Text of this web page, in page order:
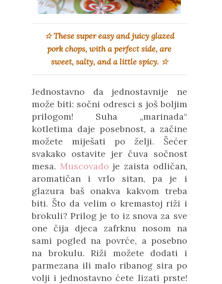
☆These super easy and juicy glazed
pork chops, with a perfect side, are
sweet, salty, and a little spicy. ☆
Jednostavno da jednostavnije ne
može biti: sočni odresci s još boljim
prilogom! Suha „marinada“
kotletima daje posebnost, a začine
možete miješati po želji. Šećer
svakako ostavite jer čuva sočnost
mesa. Muscovado je zaista odličan,
aromatičan i vrlo sitan, pa je i
glazura baš onakva kakvom treba
biti. Što da velim o kremastoj riži i
brokuli? Prilog je to iz snova za sve
one čija djeca zafrknu nosom na
sami pogled na povrće, a posebno
na brokulu. Riži možete dodati i
parmezana ili malo ribanog sira po
volji i jednostavno ćete lizati prste!